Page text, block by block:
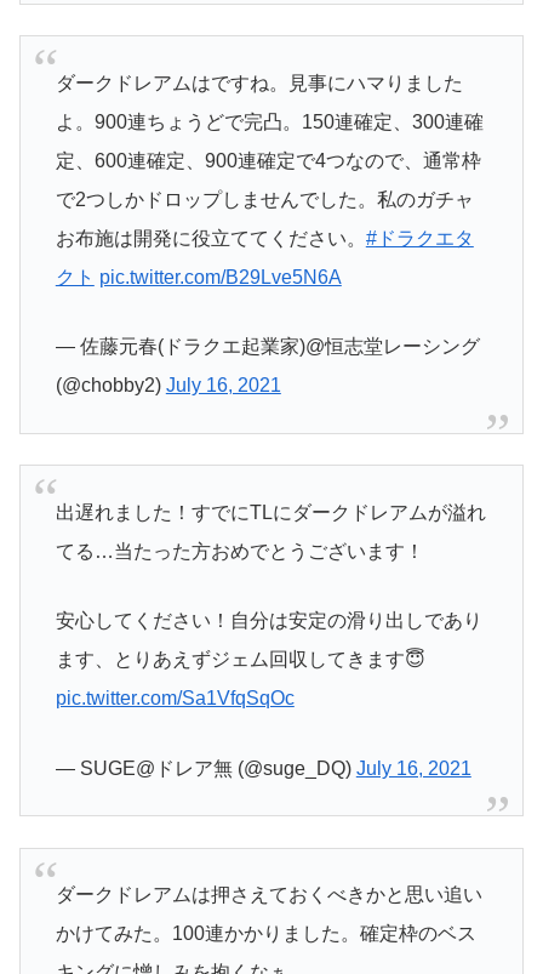
ダークドレアムはですね。見事にハマりました
よ。900連ちょうどで完凸。150連確定、300連確
定、600連確定、900連確定で4つなので、通常枠
で2つしかドロップしませんでした。私のガチャ
お布施は開発に役立ててください。 #ドラクエタ
クト pic.twitter.com/B29Lve5N6A
— 佐藤元春(ドラクエ起業家)@恒志堂レーシング
(@chobby2) July 16, 2021
出遅れました！すでにTLにダークドレアムが溢れ
てる…当たった方おめでとうございます！
安心してください！自分は安定の滑り出しであり
ます、とりあえずジェム回収してきます😇
pic.twitter.com/Sa1VfqSqOc
— SUGE@ドレア無 (@suge_DQ) July 16, 2021
ダークドレアムは押さえておくべきかと思い追い
かけてみた。100連かかりました。確定枠のベス